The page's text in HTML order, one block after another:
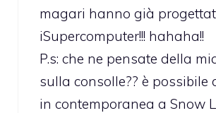
magari hanno già
iSupercomputer!!! hahaha!!
P.s: che ne pensate della
sulla consolle?? è possibile
in contemporanea a Snow